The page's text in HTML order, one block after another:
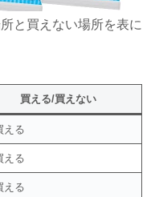
と買えない場所を表に
買える/買えない
える
える
える